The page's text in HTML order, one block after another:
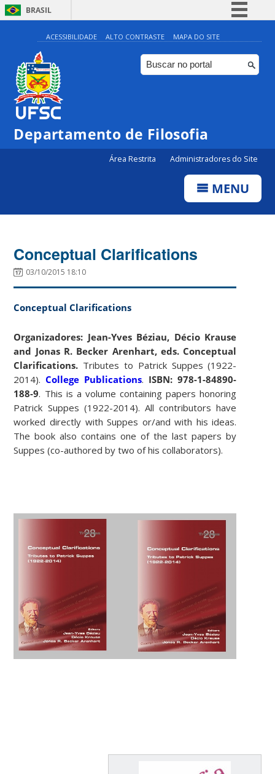
BRASIL
Simplifique!
Comunica BR
Participe
Canais
ACESSIBILIDADE ALTO CONTRASTE MAPA DO SITE
Departamento de Filosofia
Área Restrita Administradores do Site
MENU
Conceptual Clarifications
03/10/2015 18:10
Conceptual Clarifications
Organizadores: Jean-Yves Béziau, Décio Krause
and Jonas R. Becker Arenhart, eds. Conceptual
Clarifications. Tributes to Patrick Suppes (1922-
2014).College Publications. ISBN: 978-1-84890-
188-9. This is a volume containing papers honoring
Patrick Suppes (1922-2014). All contributors have
worked directly with Suppes or/and with his ideas.
The book also contains one of the last papers by
Suppes (co-authored by two of his collaborators).